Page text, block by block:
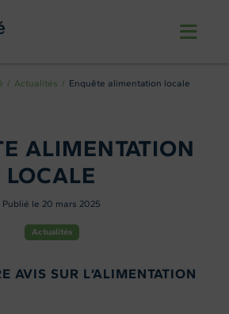
Actualités Enquête alimentation locale
ALIMENTATION
LOCALE
Publié le 20 mars 2025
Actualités
AVIS SUR L’ALIMENTATION